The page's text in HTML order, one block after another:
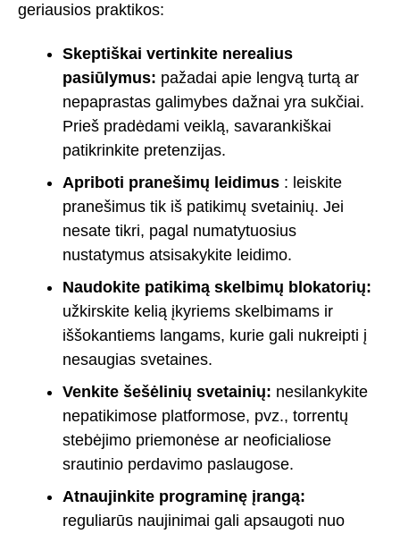
geriausios praktikos:
Skeptiškai vertinkite nerealius
pasiūlymus: pažadai apie lengvą turtą ar
nepaprastas galimybes dažnai yra sukčiai.
Prieš pradėdami veiklą, savarankiškai
patikrinkite pretenzijas.
Apriboti pranešimų leidimus : leiskite
pranešimus tik iš patikimų svetainių. Jei
nesate tikri, pagal numatytuosius
nustatymus atsisakykite leidimo.
Naudokite patikimą skelbimų blokatorių:
užkirskite kelią įkyriems skelbimams ir
iššokantiems langams, kurie gali nukreipti į
nesaugias svetaines.
Venkite šešėlinių svetainių: nesilankykite
nepatikimose platformose, pvz., torrentų
stebėjimo priemonėse ar neoficialiose
srautinio perdavimo paslaugose.
Atnaujinkite programinę įrangą:
reguliarūs naujinimai gali apsaugoti nuo